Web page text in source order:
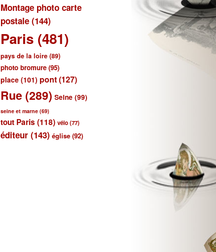
Montage photo carte
postale (144)
Paris (481)
pays de la loire (89)
photo bromure (95)
place (101) pont(127)
Rue (289) Seine (99)
seine et marne (69)
tout Paris (118) vélo(77)
éditeur (143) église (92)